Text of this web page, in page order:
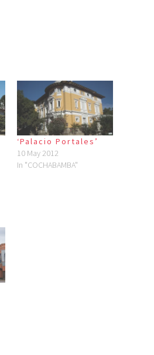
‘Palacio Portales’
10 May 2012
In "COCHABAMBA"